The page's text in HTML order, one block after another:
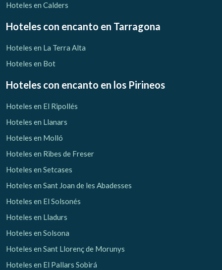
Hoteles en Calders
Hoteles con encanto en Tarragona
Hoteles en La Terra Alta
Hoteles en Bot
Hoteles con encanto en los Pirineos
Hoteles en El Ripollés
Hoteles en Llanars
Hoteles en Molló
Hoteles en Ribes de Freser
Hoteles en Setcases
Hoteles en Sant Joan de les Abadesses
Hoteles en El Solsonés
Hoteles en Lladurs
Hoteles en Solsona
Hoteles en Sant Llorenç de Morunys
Hoteles en El Pallars Sobirá